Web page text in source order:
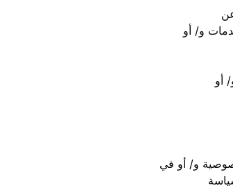
و/ أو
أو
و/ أو في